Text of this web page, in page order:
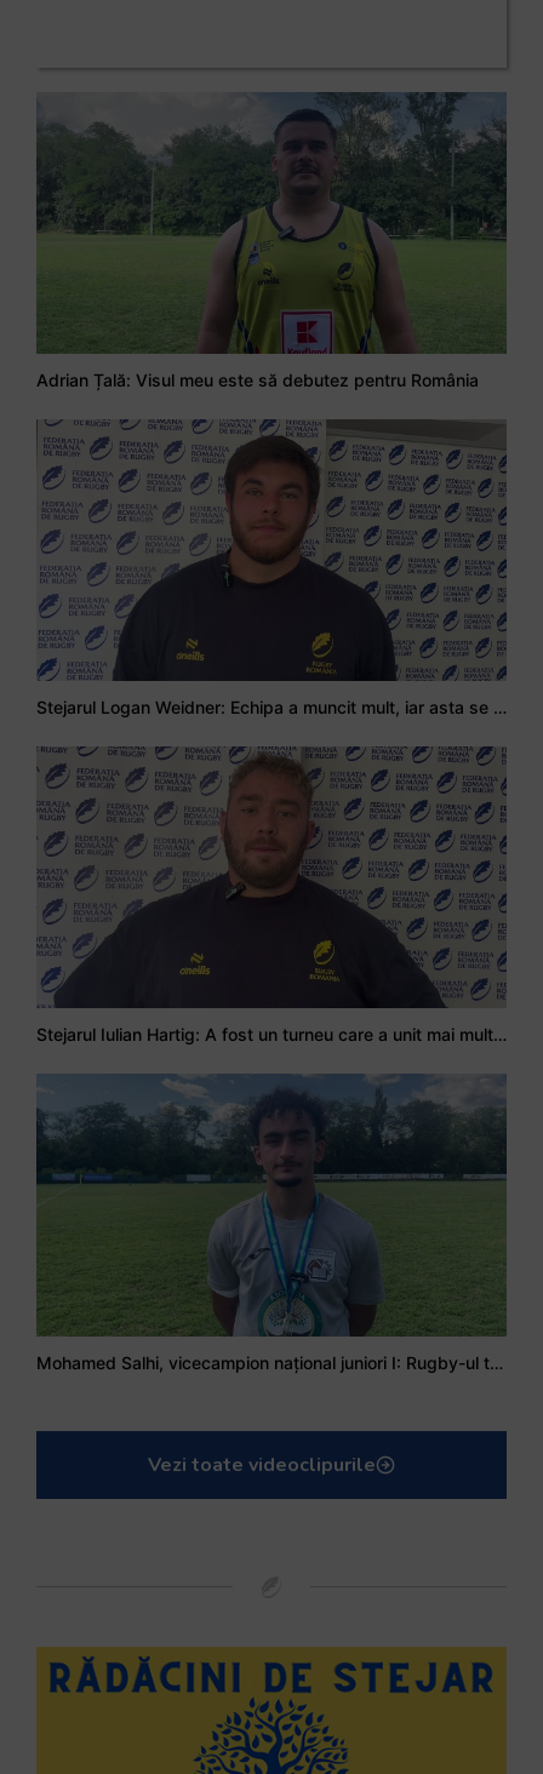
Adrian Țală: Visul meu este să debutez pentru România
Stejarul Logan Weidner: Echipa a muncit mult, iar asta se va vedea în meciurile de la Nations Cup
Stejarul Iulian Hartig: A fost un turneu care a unit mai mult echipa
Mohamed Salhi, vicecampion național juniori I: Rugby-ul te învață să accepți și înfrângerile
Vezi toate videoclipurile